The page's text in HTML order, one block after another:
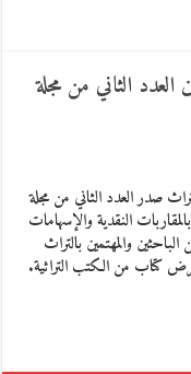
الثاني من مجلة
صدر العدد الثاني من مجلة
النقدية والإسهامات
والمهتمين بالتراث
كتاب من الكتب التراثية.